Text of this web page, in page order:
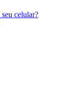
celular?